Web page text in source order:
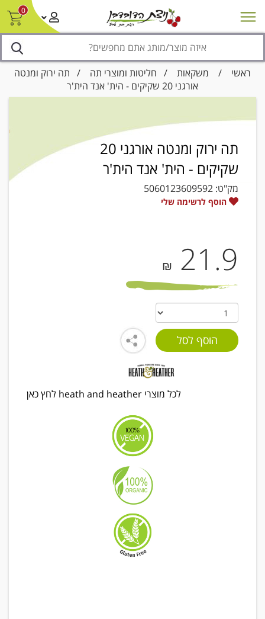
0
מבצעים סניפים צור קשר/ביטול הזמנה
ראשי / משקאות / חליטות ומוצרי תה / תה ירוק ומנטה
אורגני 20 שקיקים - הית' אנד הית'ר
תה ירוק ומנטה אורגני 20
שקיקים - הית' אנד הית'ר
מק"ט: 5060123609592
הוסף לרשימה שלי
21.9
₪
לכל מוצרי heath and heather לחץ כאן